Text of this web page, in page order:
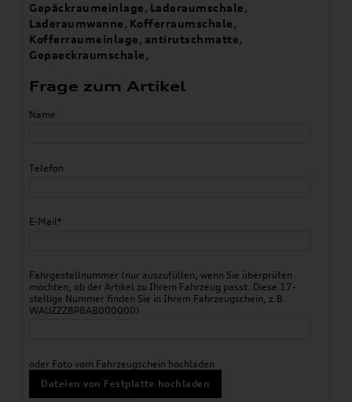
Gepäckraumeinlage, Laderaumschale,
Laderaumwanne, Kofferraumschale,
Kofferraumeinlage, antirutschmatte,
Gepaeckraumschale,
Frage zum Artikel
Name
Telefon
E-Mail*
Fahrgestellnummer (nur auszufüllen, wenn Sie überprüfen
möchten, ob der Artikel zu Ihrem Fahrzeug passt. Diese 17-
stellige Nummer finden Sie in Ihrem Fahrzeugschein, z.B.
WAUZZZ8P8AB000000)
oder Foto vom Fahrzeugschein hochladen
Dateien von Festplatte hochladen